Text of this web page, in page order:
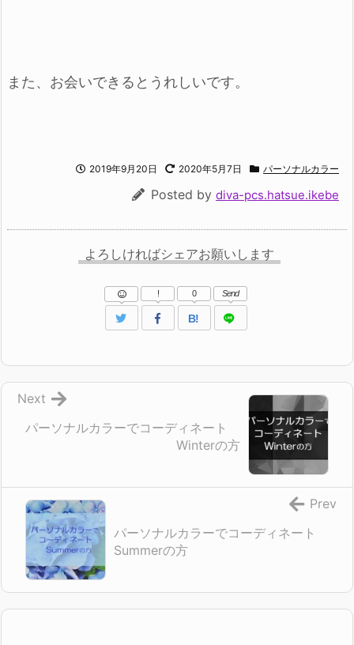
また、お会いできるとうれしいです。
2019年9月20日 2020年5月7日 パーソナルカラー
Posted by diva-pcs.hatsue.ikebe
よろしければシェアお願いします
!
B!
0 Send
パーソナルカラーでコーディネート
Winterの方
Next
パーソナルカラーでコーディネート
Summerの方
Prev